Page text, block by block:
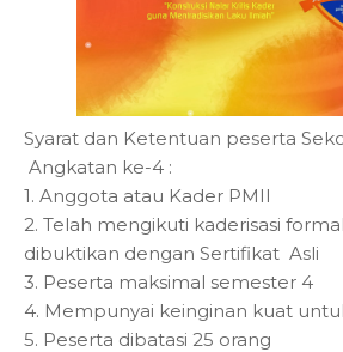
Syarat dan Ketentuan peserta
Angkatan ke-4 :
1. Anggota atau Kader PMII
2. Telah mengikuti kaderisasi
dibuktikan dengan Sertifikat Asli
3. Peserta maksimal semester 4
4. Mempunyai keinginan kuat
5. Peserta dibatasi 25 orang